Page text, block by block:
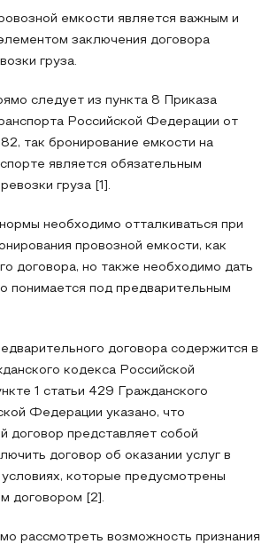
емкости является важным и
заключения договора
груза.
следует из пункта 8 Приказа
Российской Федерации от
так бронирование емкости на
является обязательным
груза [1].
необходимо отталкиваться при
провозной емкости, как
договора, но также необходимо дать
понимается под предварительным
договора содержится в
кодекса Российской
1 статьи 429 Гражданского
Федерации указано, что
договор представляет собой
договор об оказании услуг в
которые предусмотрены
договором [2].
рассмотреть возможность признания